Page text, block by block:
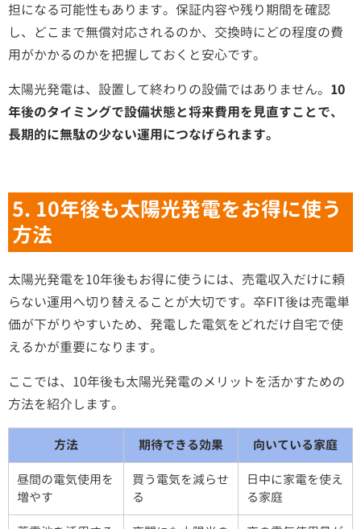
担になる可能性もあります。保証内容や残り期間を確認
し、どこまで無償対応されるのか、交換時にどの程度の費
用がかかるのかを把握しておくと安心です。
太陽光発電は、設置して終わりの設備ではありません。 10
年後のタイミングで設備状態と将来費用を見直すことで、
長期的に無駄の少ない運用につなげられます。
5. 10年後も太陽光発電をお得に使う
方法
太陽光発電を10年後もお得に使うには、売電収入だけに頼
らない運用へ切り替えることが大切です。卒FIT後は売電単
価が下がりやすいため、発電した電気をどれだけ自宅で使
えるかが重要になります。
ここでは、10年後も太陽光発電のメリットを活かすための
方法を紹介します。
方法 期待できる効果 向いている家庭
昼間の電気使用を
増やす
買う電気を減らせ
る
日中に家電を使え
る家庭